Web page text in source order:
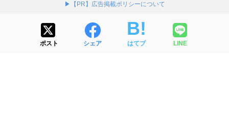
▶【PR】広告掲載ポリシーについて
ポスト シェア はてブ LINE